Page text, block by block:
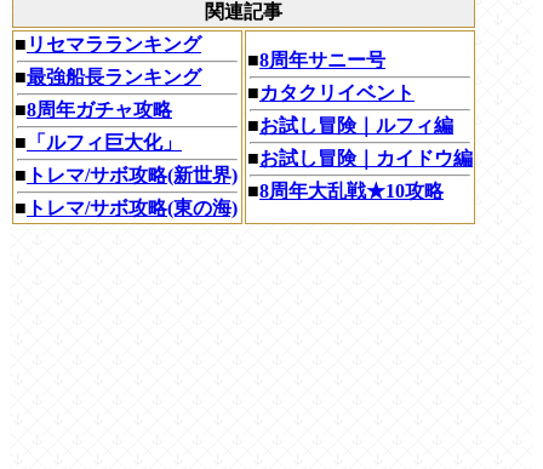
関連記事
■ リセマラランキング
■最強船長ランキング
■8周年ガチャ攻略
■ 「ルフィ巨大化」
■ トレマ/サボ攻略(新世界)
■ トレマ/サボ攻略(東の海)
■8周年サニー号
■カタクリイベント
■お試し冒険｜ルフィ編
■お試し冒険｜カイドウ編
■8周年大乱戦★10攻略